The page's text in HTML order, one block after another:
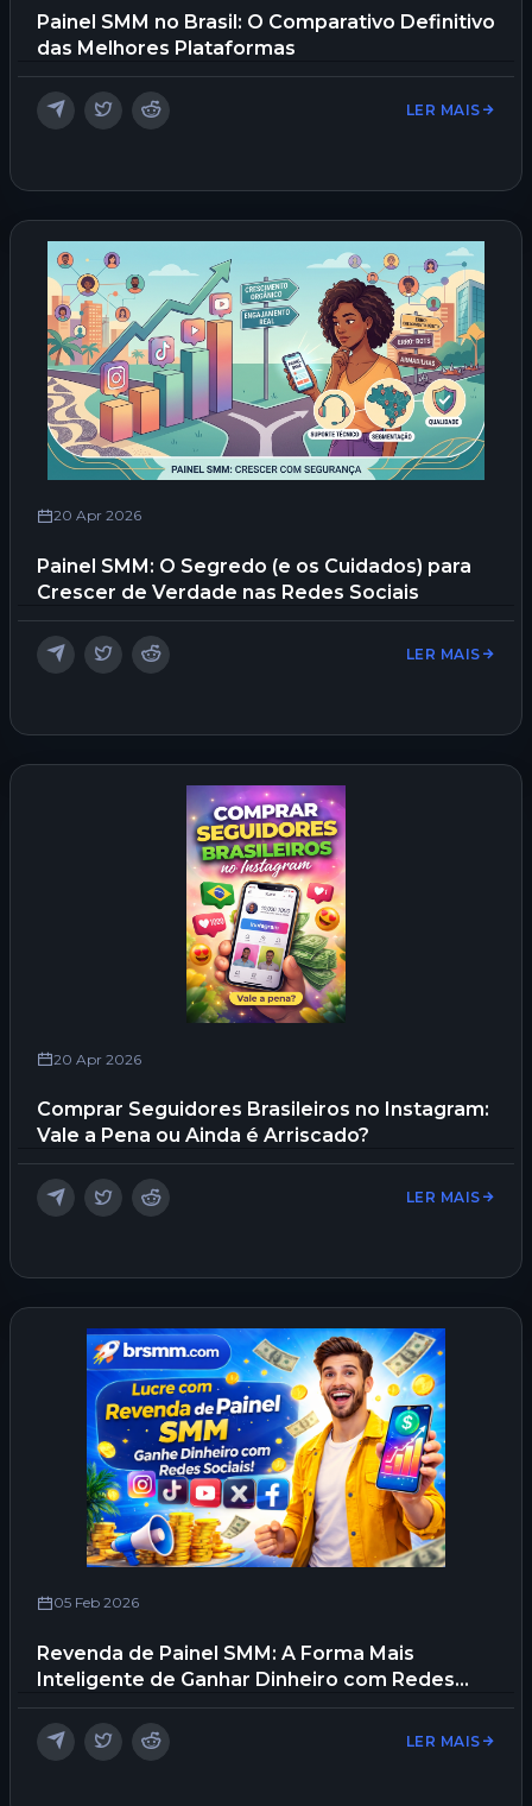
Painel SMM no Brasil: O Comparativo Definitivo
das Melhores Plataformas
LER MAIS
20 Apr 2026
Painel SMM: O Segredo (e os Cuidados) para
Crescer de Verdade nas Redes Sociais
LER MAIS
20 Apr 2026
Comprar Seguidores Brasileiros no Instagram:
Vale a Pena ou Ainda é Arriscado?
LER MAIS
05 Feb 2026
Revenda de Painel SMM: A Forma Mais
Inteligente de Ganhar Dinheiro com Redes
Sociais
LER MAIS